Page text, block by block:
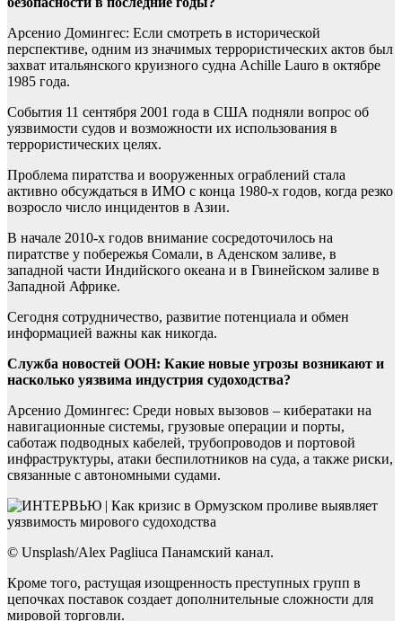
Арсенио Домингес: Если смотреть в исторической
перспективе, одним из значимых террористических актов был
захват итальянского круизного судна Achille Lauro в октябре
1985 года.
События 11 сентября 2001 года в США подняли вопрос об
уязвимости судов и возможности их использования в
террористических целях.
Проблема пиратства и вооруженных ограблений стала
активно обсуждаться в ИМО с конца 1980-х годов, когда резко
возросло число инцидентов в Азии.
В начале 2010-х годов внимание сосредоточилось на
пиратстве у побережья Сомали, в Аденском заливе, в
западной части Индийского океана и в Гвинейском заливе в
Западной Африке.
Сегодня сотрудничество, развитие потенциала и обмен
информацией важны как никогда.
Служба новостей ООН: Какие новые угрозы возникают и
насколько уязвима индустрия судоходства?
Арсенио Домингес: Среди новых вызовов – кибератаки на
навигационные системы, грузовые операции и порты,
саботаж подводных кабелей, трубопроводов и портовой
инфраструктуры, атаки беспилотников на суда, а также риски,
связанные с автономными судами.
© Unsplash/Alex Pagliuca Панамский канал.
Кроме того, растущая изощренность преступных групп в
цепочках поставок создает дополнительные сложности для
мировой торговли.